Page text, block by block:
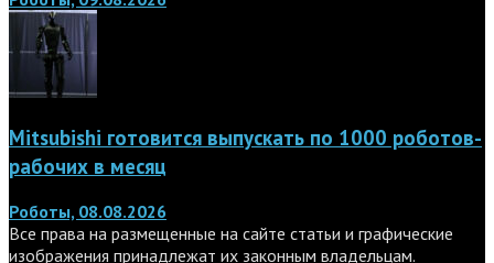
Mitsubishi готовится выпускать по 1000 роботов-
рабочих в месяц
Роботы, 08.08.2026
Все права на размещенные на сайте статьи и графические
изображения принадлежат их законным владельцам.